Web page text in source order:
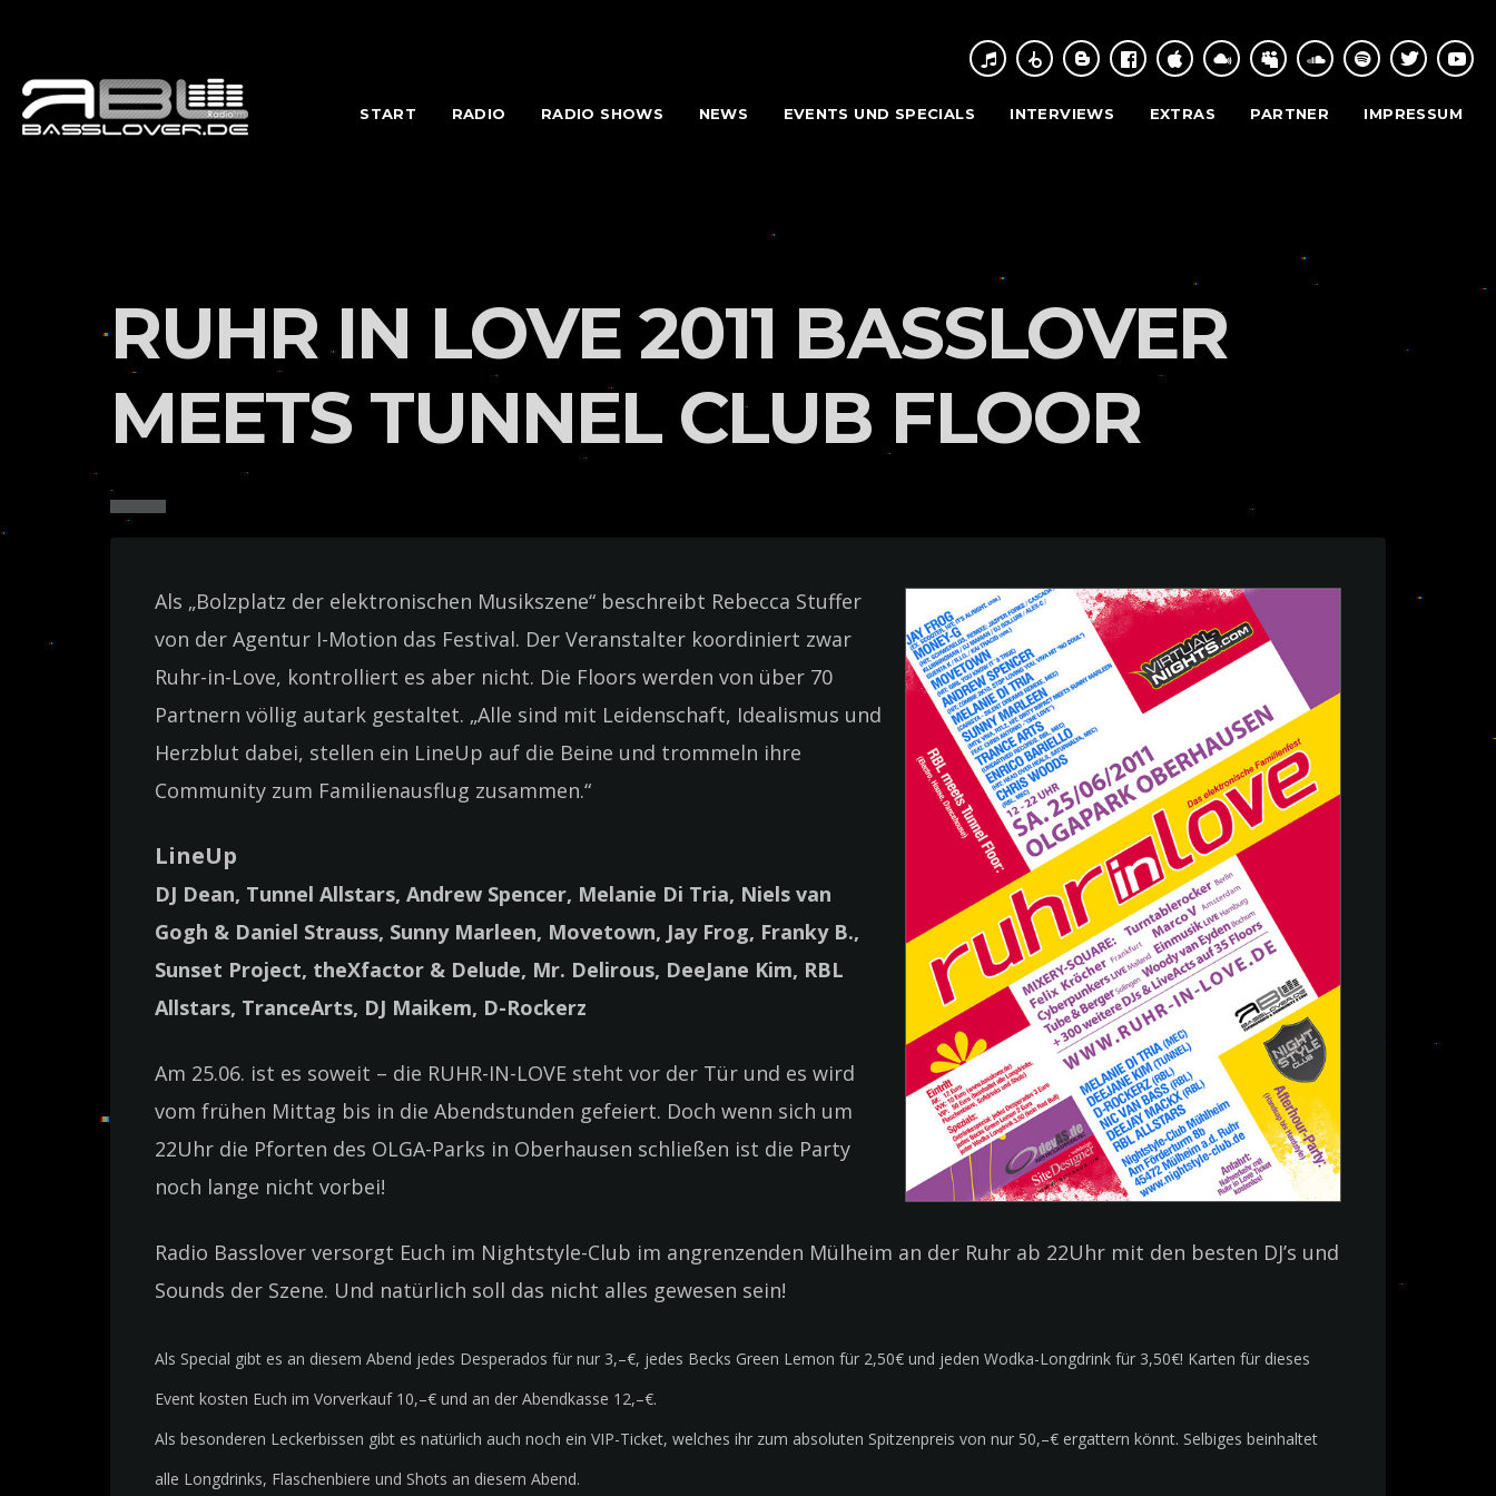
START RADIO RADIO SHOWS NEWS EVENTS UND SPECIALS INTERVIEWS EXTRAS PARTNER IMPRESSUM
RUHR IN LOVE 2011 BASSLOVER
MEETS TUNNEL CLUB FLOOR
Als „Bolzplatz der elektronischen Musikszene“ beschreibt Rebecca Stuffer
von der Agentur I-Motion das Festival. Der Veranstalter koordiniert zwar
Ruhr-in-Love, kontrolliert es aber nicht. Die Floors werden von über 70
Partnern völlig autark gestaltet. „Alle sind mit Leidenschaft, Idealismus und
Herzblut dabei, stellen ein LineUp auf die Beine und trommeln ihre
Community zum Familienausflug zusammen.“
LineUp
DJ Dean, Tunnel Allstars, Andrew Spencer, Melanie Di Tria, Niels van
Gogh & Daniel Strauss, Sunny Marleen, Movetown, Jay Frog, Franky B.,
Sunset Project, theXfactor & Delude, Mr. Delirous, DeeJane Kim, RBL
Allstars, TranceArts, DJ Maikem, D-Rockerz
Am 25.06. ist es soweit – die RUHR-IN-LOVE steht vor der Tür und es wird
vom frühen Mittag bis in die Abendstunden gefeiert. Doch wenn sich um
22Uhr die Pforten des OLGA-Parks in Oberhausen schließen ist die Party
noch lange nicht vorbei!
Radio Basslover versorgt Euch im Nightstyle-Club im angrenzenden Mülheim an der Ruhr ab 22Uhr mit den besten DJ’s und
Sounds der Szene. Und natürlich soll das nicht alles gewesen sein!
Als Special gibt es an diesem Abend jedes Desperados für nur 3,–€, jedes Becks Green Lemon für 2,50€ und jeden Wodka-Longdrink für 3,50€! Karten für dieses
Event kosten Euch im Vorverkauf 10,–€ und an der Abendkasse 12,–€.
Als besonderen Leckerbissen gibt es natürlich auch noch ein VIP-Ticket, welches ihr zum absoluten Spitzenpreis von nur 50,–€ ergattern könnt. Selbiges beinhaltet
alle Longdrinks, Flaschenbiere und Shots an diesem Abend.